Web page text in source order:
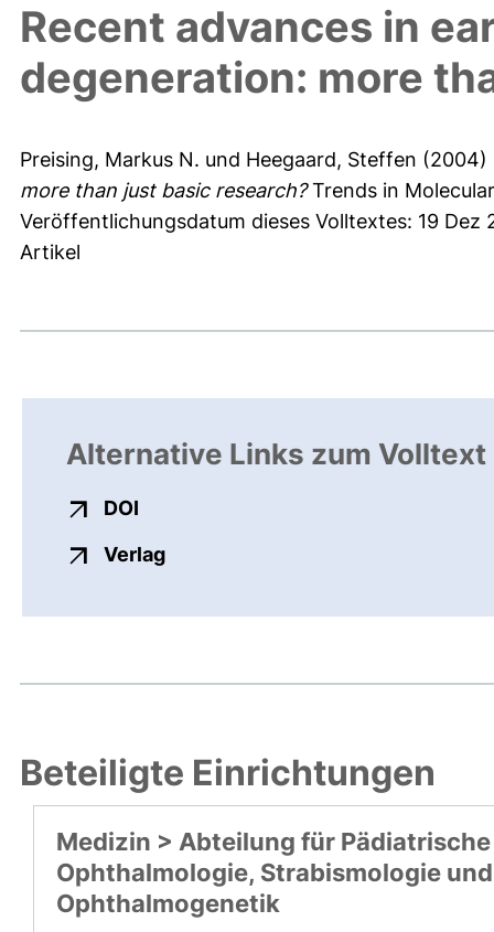
Recent advances in
degeneration: more
Preising, Markus N. und Heegaard, Steffen (2004)
more than just basic research?Trends in
Veröffentlichungsdatum dieses Volltextes: 19 Dez
Artikel
Alternative Links zum Volltext
DOI
Verlagexterner Link, öffnet neues
Beteiligte Einrichtungen
Medizin > Abteilung für Pädiatrische
Ophthalmologie, Strabismologie und
Ophthalmogenetik